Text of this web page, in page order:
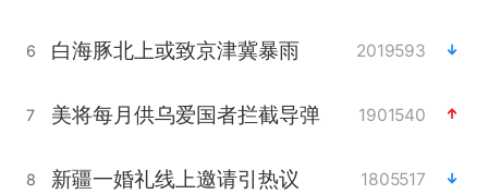
6 白海豚北上或致京津冀暴雨 2019593
7 美将每月供乌爱国者拦截导弹 1901540
8 新疆一婚礼线上邀请引热议 1805517